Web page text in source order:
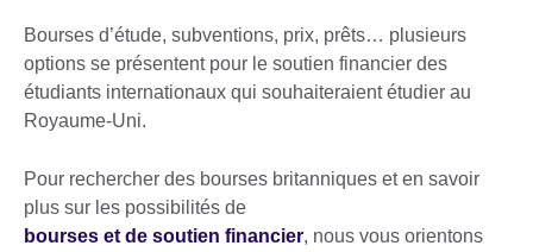
Bourses d’étude, subventions, prix, prêts… plusieurs
options se présentent pour le soutien financier des
étudiants internationaux qui souhaiteraient étudier au
Royaume-Uni.
Pour rechercher des bourses britanniques et en savoir
plus sur les possibilités de
bourses et de soutien financier, nous vous orientons